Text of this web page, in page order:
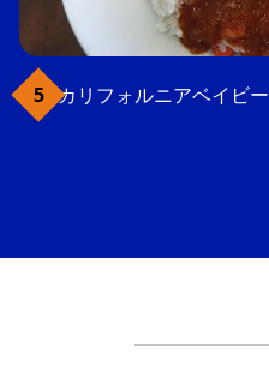
カリフォルニアベイビー